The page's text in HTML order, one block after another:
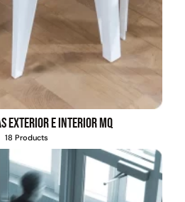
exterior e interior MQ
18 Products